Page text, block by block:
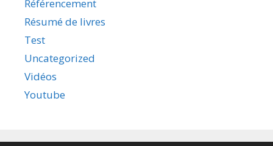
Référencement
Résumé de livres
Test
Uncategorized
Vidéos
Youtube